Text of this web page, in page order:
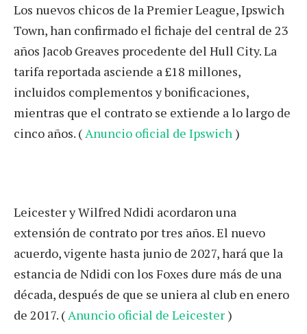
Los nuevos chicos de la Premier League, Ipswich
Town, han confirmado el fichaje del central de 23
años Jacob Greaves procedente del Hull City. La
tarifa reportada asciende a £18 millones,
incluidos complementos y bonificaciones,
mientras que el contrato se extiende a lo largo de
cinco años. (Anuncio oficial de Ipswich )
Leicester y Wilfred Ndidi acordaron una
extensión de contrato por tres años. El nuevo
acuerdo, vigente hasta junio de 2027, hará que la
estancia de Ndidi con los Foxes dure más de una
década, después de que se uniera al club en enero
de 2017. (Anuncio oficial de Leicester )